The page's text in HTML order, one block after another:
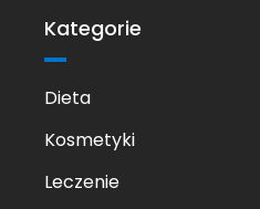
Kategorie
Dieta
Kosmetyki
Leczenie